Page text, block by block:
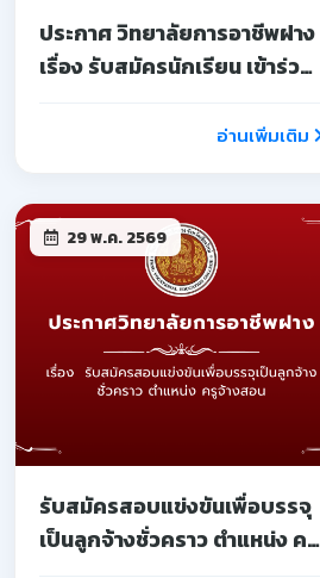
ประกาศ วิทยาลัยการอาชีพฝาง
เรื่อง รับสมัครนักเรียน เข้าร่วม
บ่มเพาะผู้ประกอบการอ่านเพิ่มเติม
29 พ.ค. 2569
รับสมัครสอบแข่งขันเพื่อบรรจุ
เป็นลูกจ้างชั่วคราว ตำแหน่ง ครู